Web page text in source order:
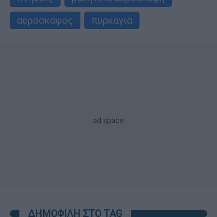
αεροσκάφος
πυρκαγιά
ΔΗΜΟΦΙΛΗ ΣΤΟ TAG